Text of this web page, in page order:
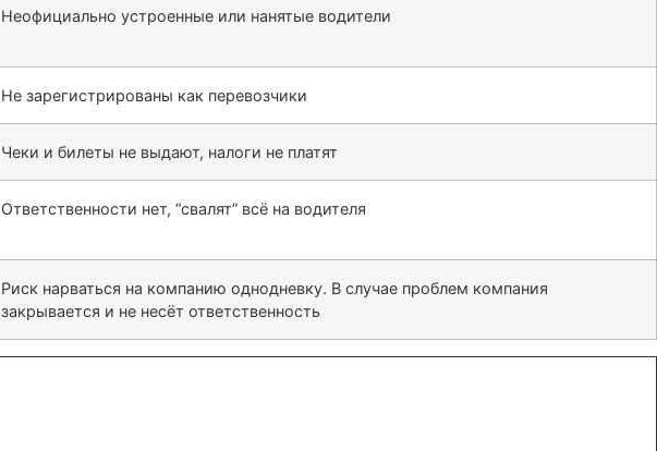
Неофициально устроенные или нанятые водители
Не зарегистрированы как перевозчики
Чеки и билеты не выдают, налоги не платят
Ответственности нет, “свалят” всё на водителя
Риск нарваться на компанию однодневку. В случае проблем компания
закрывается и не несёт ответственность